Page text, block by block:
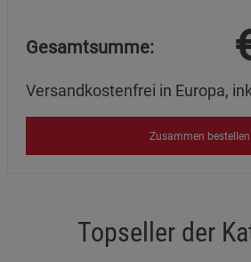
Gesamtsumme:
Versandkostenfrei in Europa,
Zusammen bestellen
Topseller der